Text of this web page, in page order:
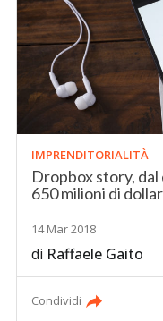
IMPRENDITORIALITÀ
Dropbox story, dal
650 milioni di
14 Mar 2018
di Raffaele Gaito
Condividi